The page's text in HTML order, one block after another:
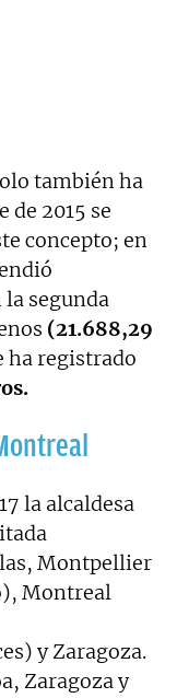
también ha
de 2015 se
concepto; en
la segunda
(21.688,29
ha registrado
la alcaldesa
Montpellier
Montreal
y Zaragoza.
Zaragoza y